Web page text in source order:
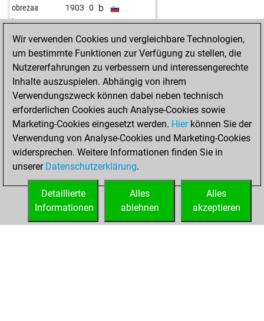
obrezaa 1903 0 b
haty 1633 0 w
rabbit55 1652 1 b
the_gambler 1530 0 b
southeast 1486 1 w
STARTSEITE ERFOLGE
Wir verwenden Cookies und vergleichbare Technologien,
um bestimmte Funktionen zur Verfügung zu stellen, die
Nutzererfahrungen zu verbessern und interessengerechte
Inhalte auszuspielen. Abhängig von ihrem
Verwendungszweck können dabei neben technisch
erforderlichen Cookies auch Analyse-Cookies sowie
Marketing-Cookies eingesetzt werden. Hierkönnen Sie der
Verwendung von Analyse-Cookies und Marketing-Cookies
widersprechen. Weitere Informationen finden Sie in
unserer Datenschutzerklärung.
Alles
akzeptieren
Alles
ablehnen
Detaillierte
Informationen